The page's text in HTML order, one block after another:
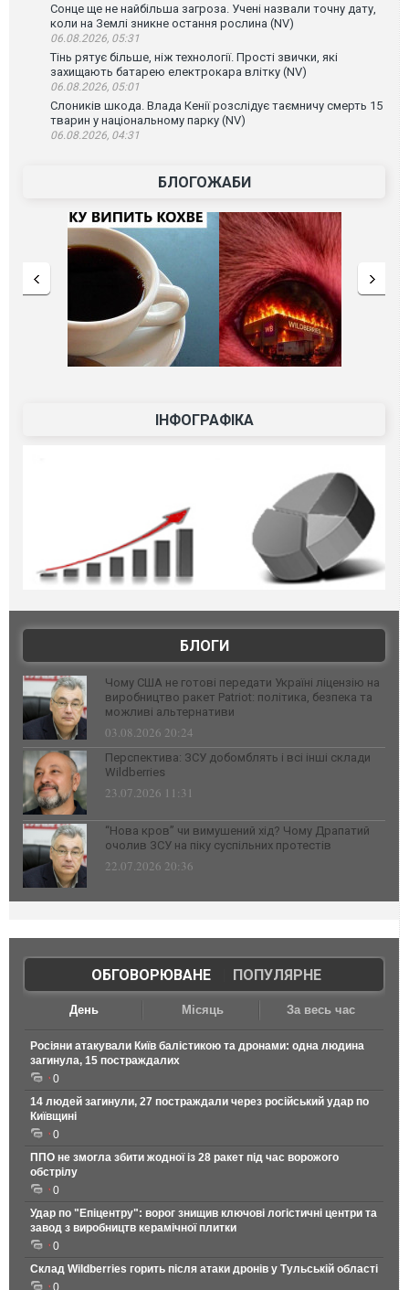
Сонце ще не найбільша загроза. Учені назвали точну дату,
коли на Землі зникне остання рослина (NV)
06.08.2026, 05:31
Тінь рятує більше, ніж технології. Прості звички, які
захищають батарею електрокара влітку (NV)
06.08.2026, 05:01
Слоників шкода. Влада Кенії розслідує таємничу смерть 15
тварин у національному парку (NV)
06.08.2026, 04:31
БЛОГОЖАБИ
ІНФОГРАФІКА
БЛОГИ
Чому США не готові передати Україні ліцензію на
виробництво ракет Patriot: політика, безпека та
можливі альтернативи
03.08.2026 20:24
Перспектива: ЗСУ добомблять і всі інші склади
Wildberries
23.07.2026 11:31
“Нова кров” чи вимушений хід? Чому Драпатий
очолив ЗСУ на піку суспільних протестів
22.07.2026 20:36
ОБГОВОРЮВАНЕ| ПОПУЛЯРНЕ
День Місяць За весь час
Росіяни атакували Київ балістикою та дронами: одна людина
загинула, 15 постраждалих
0
14 людей загинули, 27 постраждали через російський удар по
Київщині
0
ППО не змогла збити жодної із 28 ракет під час ворожого
обстрілу
0
Удар по "Епіцентру": ворог знищив ключові логістичні центри та
завод з виробництв керамічної плитки
0
Склад Wildberries горить після атаки дронів у Тульській області
0